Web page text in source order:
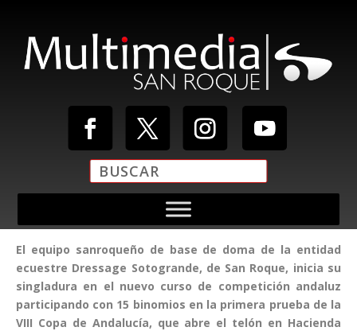
El equipo sanroqueño de base de doma de la entidad
ecuestre Dressage Sotogrande, de San Roque, inicia su
singladura en el nuevo curso de competición andaluz
participando con 15 binomios en la primera prueba de la
VIII Copa de Andalucía, que abre el telón en Hacienda